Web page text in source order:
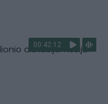
00:42:12
diskusija: Rusija